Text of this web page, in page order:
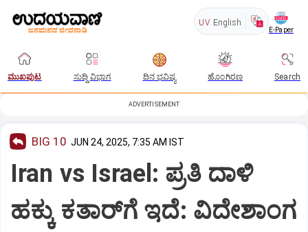
UV English
E-Paper
ಮುಖಪುಟ ಸುದ್ದಿ ವಿಭಾಗ ದಿನ ಭವಿಷ್ಯ ಹೊಂಗಿರಣ Search
ADVERTISEMENT
BIG 10 JUN 24, 2025, 7:35 AM IST
Iran vs Israel: ಪ್ರತಿ ದಾಳಿ
ಹಕ್ಕು ಕತಾರ್‌ಗೆ ಇದೆ: ವಿದೇಶಾಂಗ